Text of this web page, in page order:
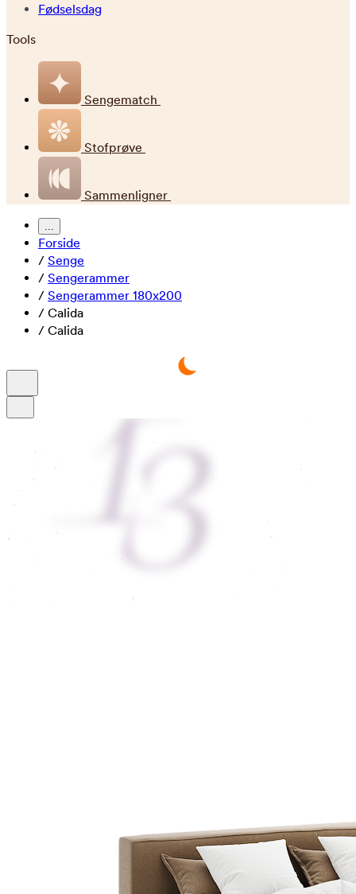
Fødselsdag
Tools
Sengematch
Stofprøve
Sammenligner
...
Forside
/ Senge
/ Sengerammer
/ Sengerammer 180x200
/ Calida
/ Calida